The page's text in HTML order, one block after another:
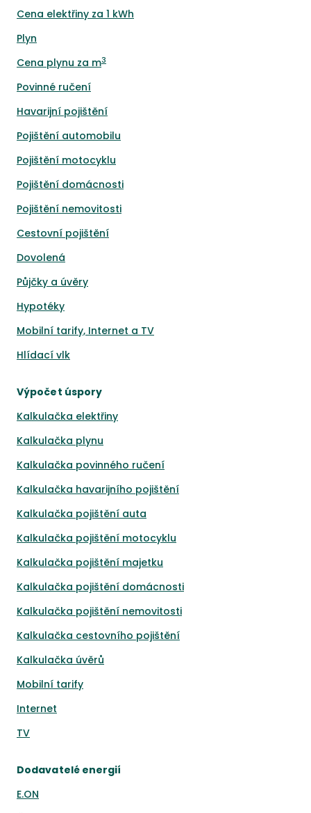
Cena elektřiny za 1 kWh
Plyn
Cena plynu za m3
Povinné ručení
Havarijní pojištění
Pojištění automobilu
Pojištění motocyklu
Pojištění domácnosti
Pojištění nemovitosti
Cestovní pojištění
Dovolená
Půjčky a úvěry
Hypotéky
Mobilní tarify, Internet a TV
Hlídací vlk
Výpočet úspory
Kalkulačka elektřiny
Kalkulačka plynu
Kalkulačka povinného ručení
Kalkulačka havarijního pojištění
Kalkulačka pojištění auta
Kalkulačka pojištění motocyklu
Kalkulačka pojištění majetku
Kalkulačka pojištění domácnosti
Kalkulačka pojištění nemovitosti
Kalkulačka cestovního pojištění
Kalkulačka úvěrů
Mobilní tarify
Internet
TV
Dodavatelé energií
E.ON